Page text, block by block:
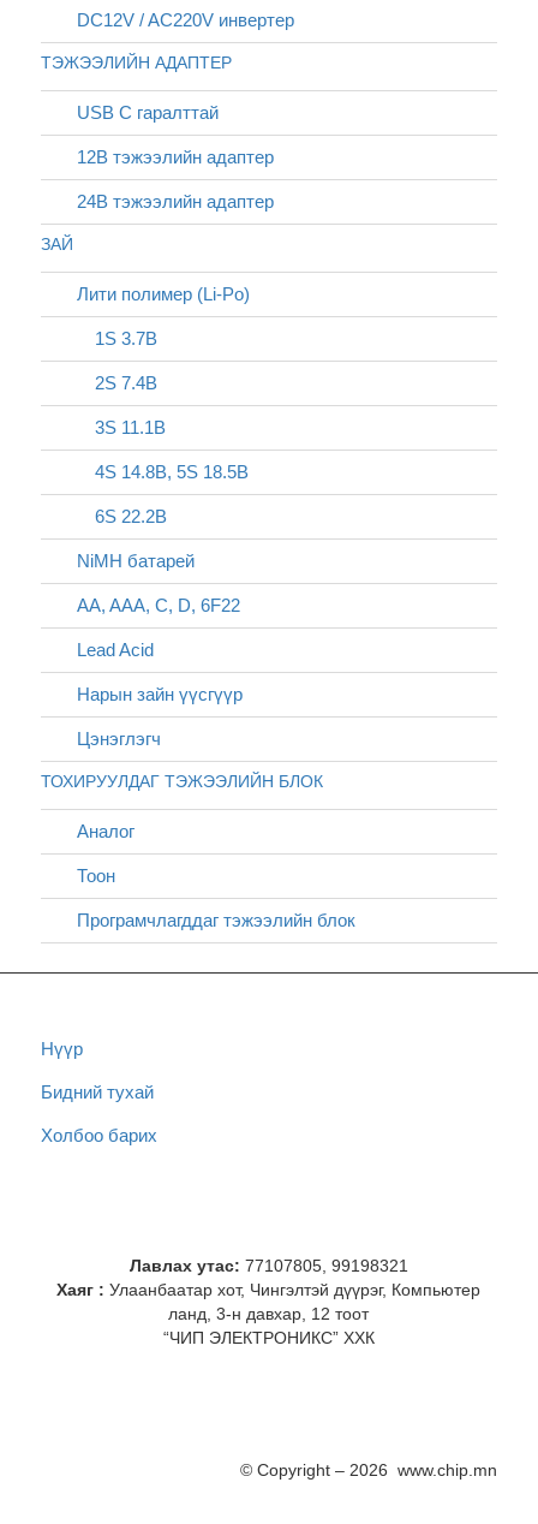
DC12V / AC220V инвертер
ТЭЖЭЭЛИЙН АДАПТЕР
USB C гаралттай
12В тэжээлийн адаптер
24В тэжээлийн адаптер
ЗАЙ
Лити полимер (Li-Po)
1S 3.7В
2S 7.4В
3S 11.1В
4S 14.8В, 5S 18.5В
6S 22.2В
NiMH батарей
AA, AAA, C, D, 6F22
Lead Acid
Нарын зайн үүсгүүр
Цэнэглэгч
ТОХИРУУЛДАГ ТЭЖЭЭЛИЙН БЛОК
Аналог
Тоон
Програмчлагддаг тэжээлийн блок
Нүүр
Бидний тухай
Холбоо барих
Лавлах утас: 77107805, 99198321
Хаяг : Улаанбаатар хот, Чингэлтэй дүүрэг, Компьютер
ланд, 3-н давхар, 12 тоот
“ЧИП ЭЛЕКТРОНИКС” ХХК
© Copyright – 2026 www.chip.mn